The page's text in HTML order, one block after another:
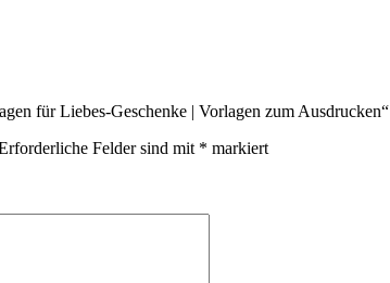
für Liebes-Geschenke | Vorlagen zum Ausdrucken“
Felder sind mit * markiert